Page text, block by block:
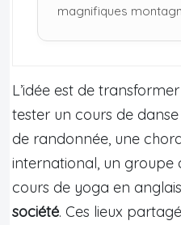
magnifiques
L’idée est de
tester un cours de
de randonnée, une
international, un groupe
cours de yoga en
société. Ces lieux